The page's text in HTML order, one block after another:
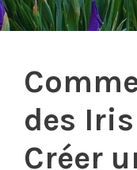
des
Créer